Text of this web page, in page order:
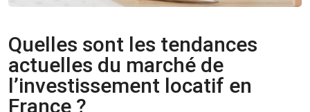
Quelles sont les tendances
actuelles du marché de
l’investissement locatif en
France ?